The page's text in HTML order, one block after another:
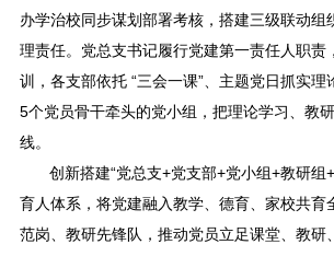
办学治校同步谋划部署考核，搭建三级联动组
理责任。党总支书记履行党建第一责任人职责
训，各支部依托 “三会一课”、主题党日抓实理
5个党员骨干牵头的党小组，把理论学习、教
线。
创新搭建“党总支+党支部+党小组+教研组
育人体系，将党建融入教学、德育、家校共育
范岗、教研先锋队，推动党员立足课堂、教研